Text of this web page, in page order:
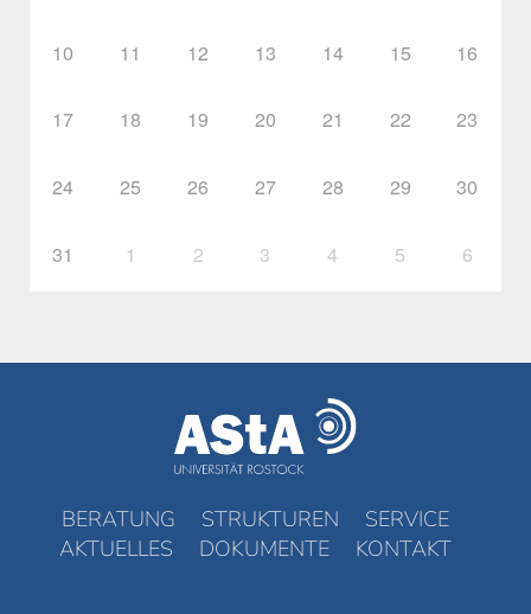
10 11 12 13 14 15 16
17 18 19 20 21 22 23
24 25 26 27 28 29 30
31 1 2 3 4 5 6
BERATUNG STRUKTUREN
SERVICE
AKTUELLES
DOKUMENTE KONTAKT